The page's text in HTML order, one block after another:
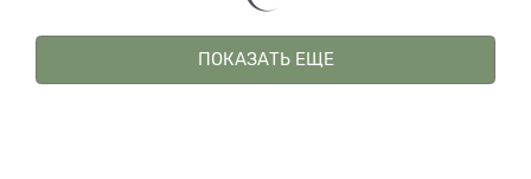
ПОКАЗАТЬ ЕЩЕ